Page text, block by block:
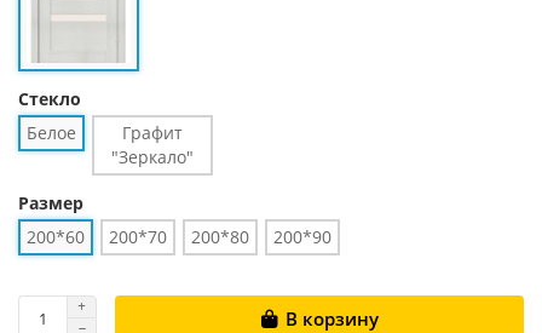
Стекло
Белое
Графит
"Зеркало"
Размер
200*60
200*70 200*80 200*90
В корзину